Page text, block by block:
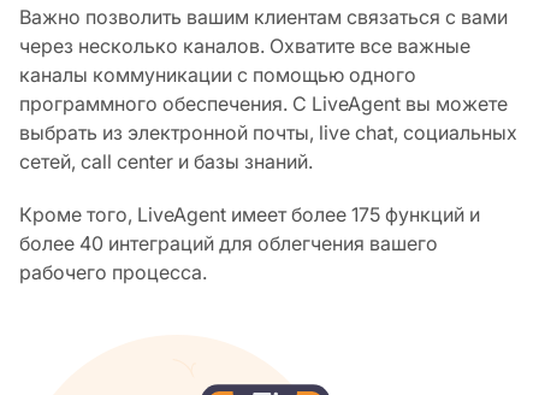
Важно позволить вашим клиентам связаться с вами
через несколько каналов. Охватите все важные
каналы коммуникации с помощью одного
программного обеспечения. С LiveAgent вы можете
выбрать из электронной почты, live chat, социальных
сетей, call center и базы знаний.
Кроме того, LiveAgent имеет более 175 функций и
более 40 интеграций для облегчения вашего
рабочего процесса.